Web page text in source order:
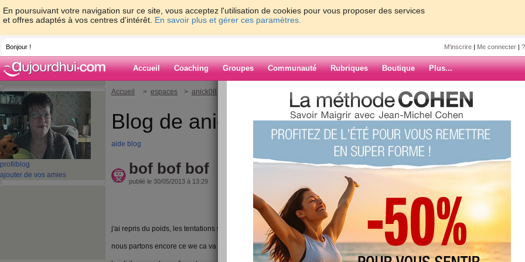
En poursuivant votre navigation sur ce site, vous acceptez l'utilisation de cookies pour vous proposer des services
et offres adaptés à vos centres d'intérêt. En savoir plus et gérer ces paramètres.
Bonjour ! M'inscrire | Me connecter |
Accueil Coaching Groupes Communauté Rubriques Boutique Plus...
profil blog
ajouter de vos amies
Accueil > espaces > anick08
Blog de anick08
aide blog
bof bof bof
publié le 30/05/2013 à 13:29
j'ai repris du poids, les tentations sont trop nombreuses je n'ai plus de volonté
nous partons encore ce we ca va etre dur ARCHIVES